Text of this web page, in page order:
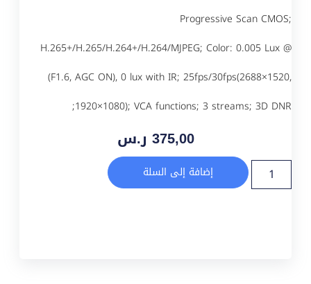
Progressive Scan CMOS;
H.265+/H.265/H.264+/H.264/MJPEG; Color: 0.005 Lux @
(F1.6, AGC ON), 0 lux with IR; 25fps/30fps(2688×1520,
1920×1080); VCA functions; 3 streams; 3D DNR;
375,00 ر.س
إضافة إلى السلة